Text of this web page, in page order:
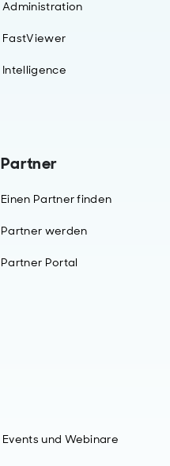
Administration
FastViewer
Intelligence
Events und Webinare
Partner
Einen Partner finden
Partner werden
Partner Portal